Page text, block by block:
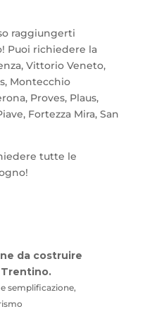
raggiungerti
Puoi richiedere la
Vittorio Veneto,
Montecchio
Proves, Plaus,
Fortezza Mira, San
tutte le
da costruire
semplificazione,